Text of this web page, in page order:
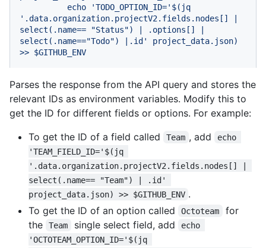
echo
'TODO_OPTION_ID=' $(jq
'.data.organization.projectV2.fields.nodes[] |
select(.name== "Status") | .options[] |
select(.name=="Todo") |.id'
project_data.json)
>> $GITHUB_ENV
Parses the response from the API query and stores the
relevant IDs as environment variables. Modify this to
get the ID for different fields or options. For example:
To get the ID of a field called
Team , add
echo
'TEAM_FIELD_ID='$(jq
'.data.organization.projectV2.fields.nodes[] |
select(.name== "Team") | .id'
project_data.json) >> $GITHUB_ENV .
To get the ID of an option called
Octoteam
for
the
Team single select field, add
echo
'OCTOTEAM_OPTION_ID='$(jq